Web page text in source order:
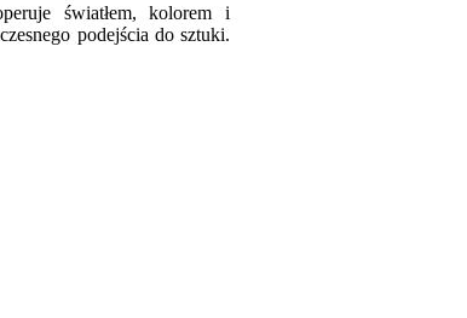
światłem, kolorem i
podejścia do sztuki.